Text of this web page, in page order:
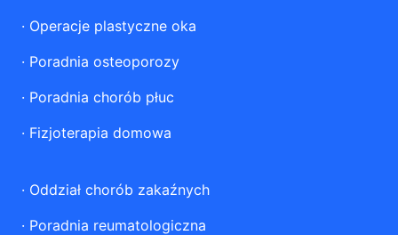
· Operacje plastyczne oka
· Poradnia osteoporozy
· Poradnia chorób płuc
· Fizjoterapia domowa
· Oddział chorób zakaźnych
· Poradnia reumatologiczna